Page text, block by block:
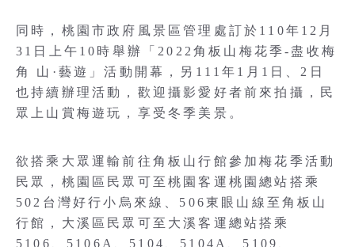
同時，桃園市政府風景區管理處訂於110年12月
31日上午10時舉辦「2022角板山梅花季-盡收梅
角 山·藝遊」活動開幕，另111年1月1日、2日
也持續辦理活動，歡迎攝影愛好者前來拍攝，民
眾上山賞梅遊玩，享受冬季美景。
欲搭乘大眾運輸前往角板山行館參加梅花季活動
民眾，桃園區民眾可至桃園客運桃園總站搭乘
502台灣好行小烏來線、506東眼山線至角板山
行館，大溪區民眾可至大溪客運總站搭乘
5106、5106A、5104、5104A、5109、